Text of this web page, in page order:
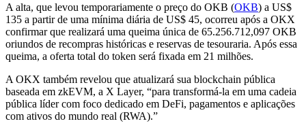
A alta, que levou temporariamente o preço do OKB (OKB) a US$
135 a partir de uma mínima diária de US$ 45, ocorreu após a OKX
confirmar que realizará uma queima única de 65.256.712,097 OKB
oriundos de recompras históricas e reservas de tesouraria. Após essa
queima, a oferta total do token será fixada em 21 milhões.
A OKX também revelou que atualizará sua blockchain pública
baseada em zkEVM, a X Layer, “para transformá-la em uma cadeia
pública líder com foco dedicado em DeFi, pagamentos e aplicações
com ativos do mundo real (RWA).”